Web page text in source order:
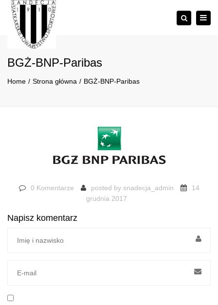
Szukaj
BGŻ-BNP-Paribas
Home Strona główna BGŻ-BNP-Paribas
0 Komentarze posted by snadecja_admin
14
grudnia 2017
Napisz komentarz